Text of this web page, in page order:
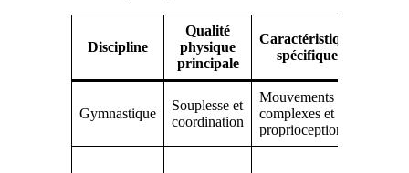
Discipline
Qualité
physique
principale
Caractéristique
spécifique
Gymnastique
Souplesse et
coordination
Mouvements
complexes et
proprioception